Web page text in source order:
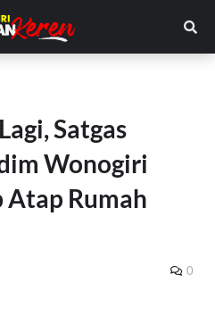
Satgas
Wonogiri
Atap Rumah
0